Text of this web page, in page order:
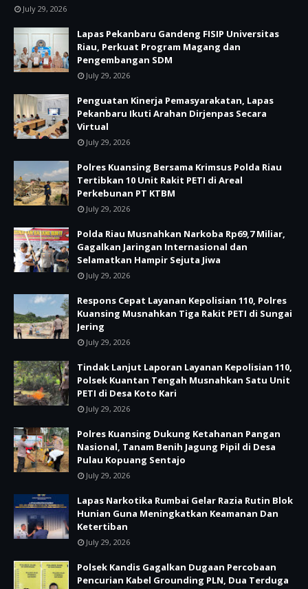
July 29, 2026
Lapas Pekanbaru Gandeng FISIP Universitas
Riau, Perkuat Program Magang dan
Pengembangan SDM
July 29, 2026
Penguatan Kinerja Pemasyarakatan, Lapas
Pekanbaru Ikuti Arahan Dirjenpas Secara
Virtual
July 29, 2026
Polres Kuansing Bersama Krimsus Polda Riau
Tertibkan 10 Unit Rakit PETI di Areal
Perkebunan PT KTBM
July 29, 2026
Polda Riau Musnahkan Narkoba Rp69,7 Miliar,
Gagalkan Jaringan Internasional dan
Selamatkan Hampir Sejuta Jiwa
July 29, 2026
Respons Cepat Layanan Kepolisian 110, Polres
Kuansing Musnahkan Tiga Rakit PETI di Sungai
Jering
July 29, 2026
Tindak Lanjut Laporan Layanan Kepolisian 110,
Polsek Kuantan Tengah Musnahkan Satu Unit
PETI di Desa Koto Kari
July 29, 2026
Polres Kuansing Dukung Ketahanan Pangan
Nasional, Tanam Benih Jagung Pipil di Desa
Pulau Kopuang Sentajo
July 29, 2026
Lapas Narkotika Rumbai Gelar Razia Rutin Blok
Hunian Guna Meningkatkan Keamanan Dan
Ketertiban
July 29, 2026
Polsek Kandis Gagalkan Dugaan Percobaan
Pencurian Kabel Grounding PLN, Dua Terduga